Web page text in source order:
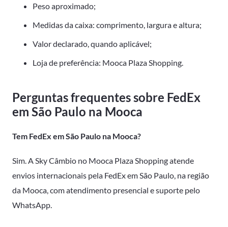
Peso aproximado;
Medidas da caixa: comprimento, largura e altura;
Valor declarado, quando aplicável;
Loja de preferência: Mooca Plaza Shopping.
Perguntas frequentes sobre FedEx
em São Paulo na Mooca
Tem FedEx em São Paulo na Mooca?
Sim. A Sky Câmbio no Mooca Plaza Shopping atende
envios internacionais pela FedEx em São Paulo, na região
da Mooca, com atendimento presencial e suporte pelo
WhatsApp.